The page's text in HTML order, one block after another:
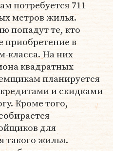
потребуется 711
метров жилья.
попадут те, кто
приобретение в
класса. На них
квадратных
планируется
и скидками
Кроме того,
для
такого жилья.